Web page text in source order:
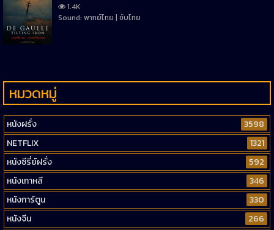
1.4K
Sound: พากย์ไทย | ซับไทย
หมวดหมู่
หนังฝรั่ง
3598
NETFLIX
1321
หนังซีรี่ย์ฝรั่ง
592
หนังเกาหลี
346
หนังการ์ตูน
330
หนังจีน
266